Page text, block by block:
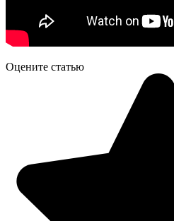
Оцените статью